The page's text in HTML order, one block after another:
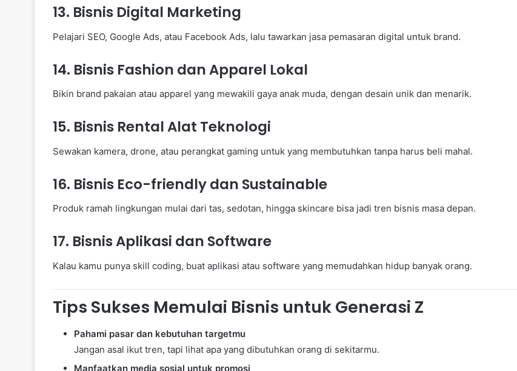
13. Bisnis Digital Marketing
Pelajari SEO, Google Ads, atau Facebook Ads, lalu tawarkan jasa pemasaran digital untuk brand.
14. Bisnis Fashion dan Apparel Lokal
Bikin brand pakaian atau apparel yang mewakili gaya anak muda, dengan desain unik dan menarik.
15. Bisnis Rental Alat Teknologi
Sewakan kamera, drone, atau perangkat gaming untuk yang membutuhkan tanpa harus beli mahal.
16. Bisnis Eco-friendly dan Sustainable
Produk ramah lingkungan mulai dari tas, sedotan, hingga skincare bisa jadi tren bisnis masa depan.
17. Bisnis Aplikasi dan Software
Kalau kamu punya skill coding, buat aplikasi atau software yang memudahkan hidup banyak orang.
Tips Sukses Memulai Bisnis untuk Generasi Z
Pahami pasar dan kebutuhan targetmu
Jangan asal ikut tren, tapi lihat apa yang dibutuhkan orang di sekitarmu.
Manfaatkan media sosial untuk promosi